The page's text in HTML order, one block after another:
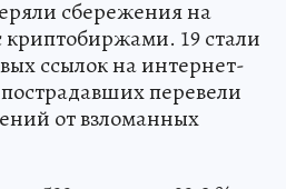
сбережения на
криптобиржами. 19 стали
ссылок на интернет-
перевели
от взломанных